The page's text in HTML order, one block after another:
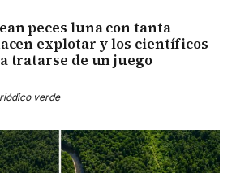
peces luna con tanta
explotar y los científicos
tratarse de un juego
verde